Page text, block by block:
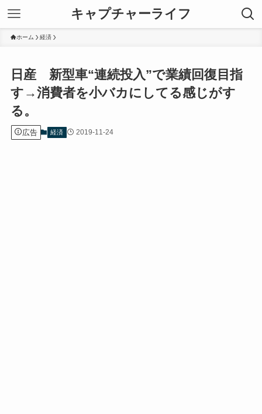
キャプチャーライフ
ホーム 経済
日産 新型車“連続投入”で業績回復目指
す→消費者を小バカにしてる感じがす
る。
広告 経済 2019-11-24